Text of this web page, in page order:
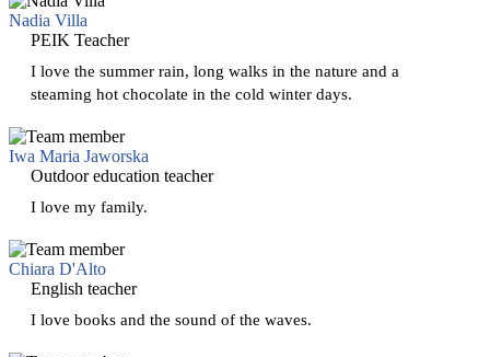
Nadia Villa
PEIK Teacher
I love the summer rain, long walks in the nature and a
steaming hot chocolate in the cold winter days.
Iwa Maria Jaworska
Outdoor education teacher
I love my family.
Chiara D'Alto
English teacher
I love books and the sound of the waves.